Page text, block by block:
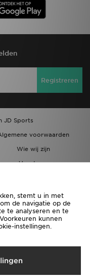
Registreren
JD Sports
voorwaarden
Wie wij zijn
Vacatures
stemt u in met
de navigatie op de
te analyseren en te
kunnen
instellingen.